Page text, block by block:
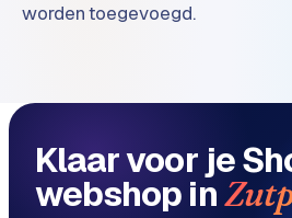
worden toegevoegd.
Klaar voor je
webshop in